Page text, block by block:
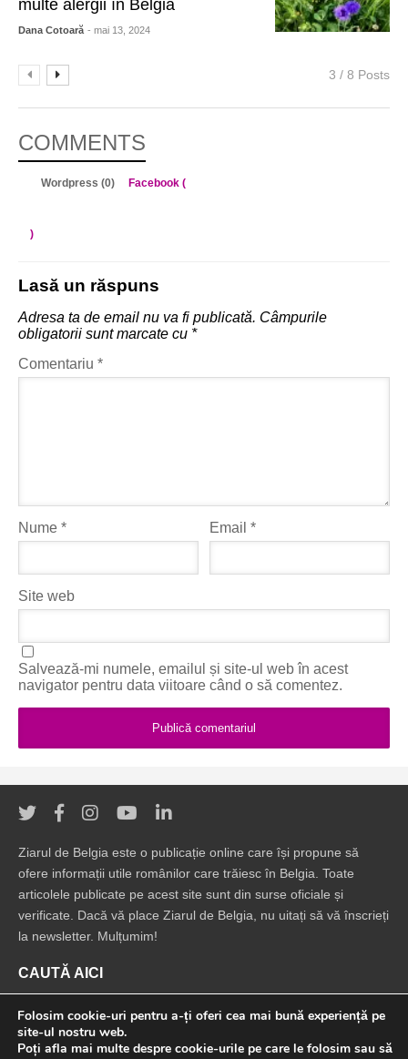
multe alergii în Belgia
Dana Cotoară - mai 13, 2024
3 / 8 Posts
COMMENTS
Wordpress (0) Facebook (
)
Lasă un răspuns
Adresa ta de email nu va fi publicată. Câmpurile
obligatorii sunt marcate cu *
Comentariu *
Nume * Email*
Site web
Salvează-mi numele, emailul și site-ul web în acest
navigator pentru data viitoare când o să comentez.
Ziarul de Belgia este o publicație online care își propune să
ofere informații utile românilor care trăiesc în Belgia. Toate
articolele publicate pe acest site sunt din surse oficiale și
verificate. Dacă vă place Ziarul de Belgia, nu uitați să vă înscrieți
la newsletter. Mulțumim!
CAUTĂ AICI
Folosim cookie-uri pentru a-ți oferi cea mai bună experiență pe
site-ul nostru web.
Poți afla mai multe despre cookie-urile pe care le folosim sau să